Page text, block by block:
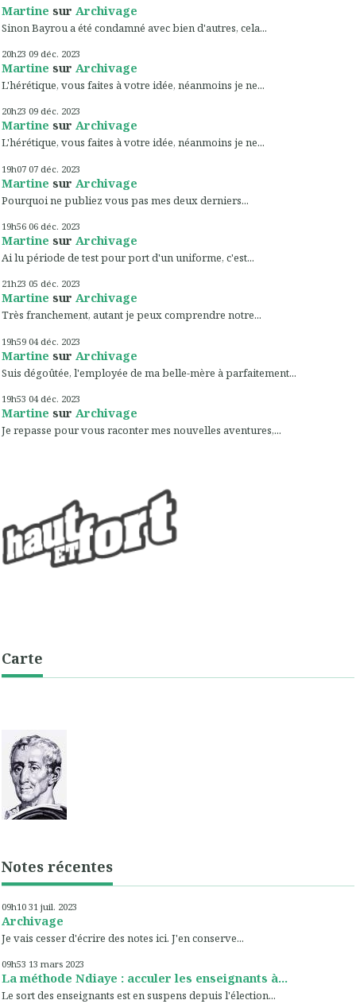
Martine sur Archivage
Sinon Bayrou a été condamné avec bien d'autres, cela...
20h23 09 déc. 2023
Martine sur Archivage
L'hérétique, vous faites à votre idée, néanmoins je ne...
20h23 09 déc. 2023
Martine sur Archivage
L'hérétique, vous faites à votre idée, néanmoins je ne...
19h07 07 déc. 2023
Martine sur Archivage
Pourquoi ne publiez vous pas mes deux derniers...
19h56 06 déc. 2023
Martine sur Archivage
Ai lu période de test pour port d'un uniforme, c'est...
21h23 05 déc. 2023
Martine sur Archivage
Très franchement, autant je peux comprendre notre...
19h59 04 déc. 2023
Martine sur Archivage
Suis dégoûtée, l'employée de ma belle-mère à parfaitement...
19h53 04 déc. 2023
Martine sur Archivage
Je repasse pour vous raconter mes nouvelles aventures,...
Carte
Notes récentes
09h10 31 juil. 2023
Archivage
Je vais cesser d'écrire des notes ici. J'en conserve...
09h53 13 mars 2023
La méthode Ndiaye : acculer les enseignants à...
Le sort des enseignants est en suspens depuis l'élection...